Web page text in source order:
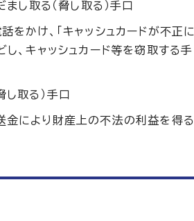
し取る（脅し取る）手口
かけ、「キャッシュカードが不正に
、キャッシュカード等を窃取する手
取る）手口
により財産上の不法の利益を得る